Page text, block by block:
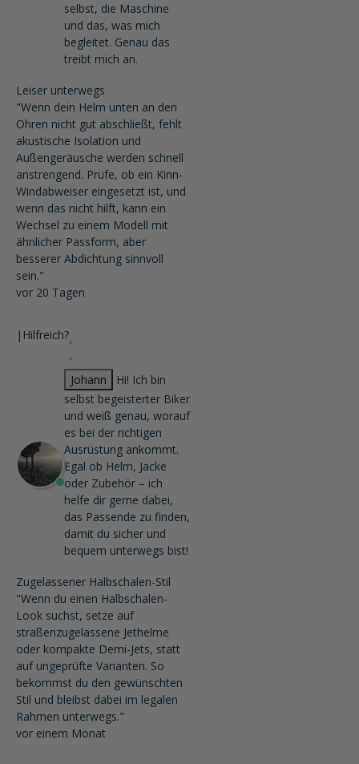
selbst, die Maschine
und das, was mich
begleitet. Genau das
treibt mich an.
Leiser unterwegs
"Wenn dein Helm unten an den
Ohren nicht gut abschließt, fehlt
akustische Isolation und
Außengeräusche werden schnell
anstrengend. Prüfe, ob ein Kinn-
Windabweiser eingesetzt ist, und
wenn das nicht hilft, kann ein
Wechsel zu einem Modell mit
ähnlicher Passform, aber
besserer Abdichtung sinnvoll
sein."
vor 20 Tagen
| Hilfreich?
Johann
Hi! Ich bin
selbst begeisterter Biker
und weiß genau, worauf
es bei der richtigen
Ausrüstung ankommt.
Egal ob Helm, Jacke
oder Zubehör – ich
helfe dir gerne dabei,
das Passende zu finden,
damit du sicher und
bequem unterwegs bist!
Zugelassener Halbschalen-Stil
"Wenn du einen Halbschalen-
Look suchst, setze auf
straßenzugelassene Jethelme
oder kompakte Demi-Jets, statt
auf ungeprüfte Varianten. So
bekommst du den gewünschten
Stil und bleibst dabei im legalen
Rahmen unterwegs."
vor einem Monat